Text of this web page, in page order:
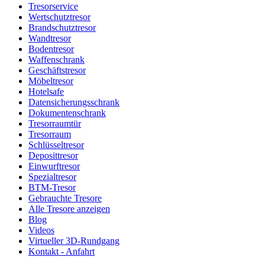
Tresorservice
Wertschutztresor
Brandschutztresor
Wandtresor
Bodentresor
Waffenschrank
Geschäftstresor
Möbeltresor
Hotelsafe
Datensicherungsschrank
Dokumentenschrank
Tresorraumtür
Tresorraum
Schlüsseltresor
Deposittresor
Einwurftresor
Spezialtresor
BTM-Tresor
Gebrauchte Tresore
Alle Tresore anzeigen
Blog
Videos
Virtueller 3D-Rundgang
Kontakt - Anfahrt